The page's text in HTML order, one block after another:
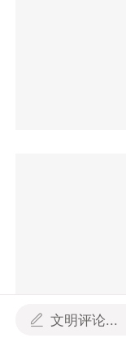
文明评论...